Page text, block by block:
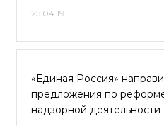
25.04.19
«Единая Россия»
предложения по
надзорной деятельности